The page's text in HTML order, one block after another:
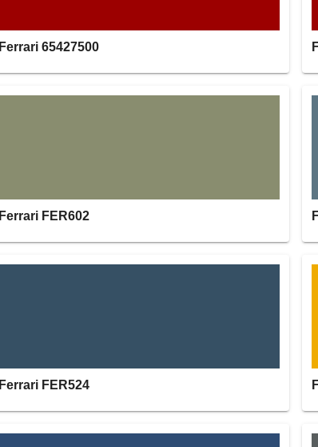
Ferrari 65427500
Ferrari FER602
Ferrari FER524